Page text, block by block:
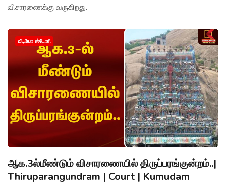
விசாரணைக்கு வருகிறது.
வீடியோ ஸ்டோரி
ஆக.3ல்மீண்டும் விசாரணையில் திருப்பரங்குன்றம்..|
Thiruparangundram | Court | Kumudam